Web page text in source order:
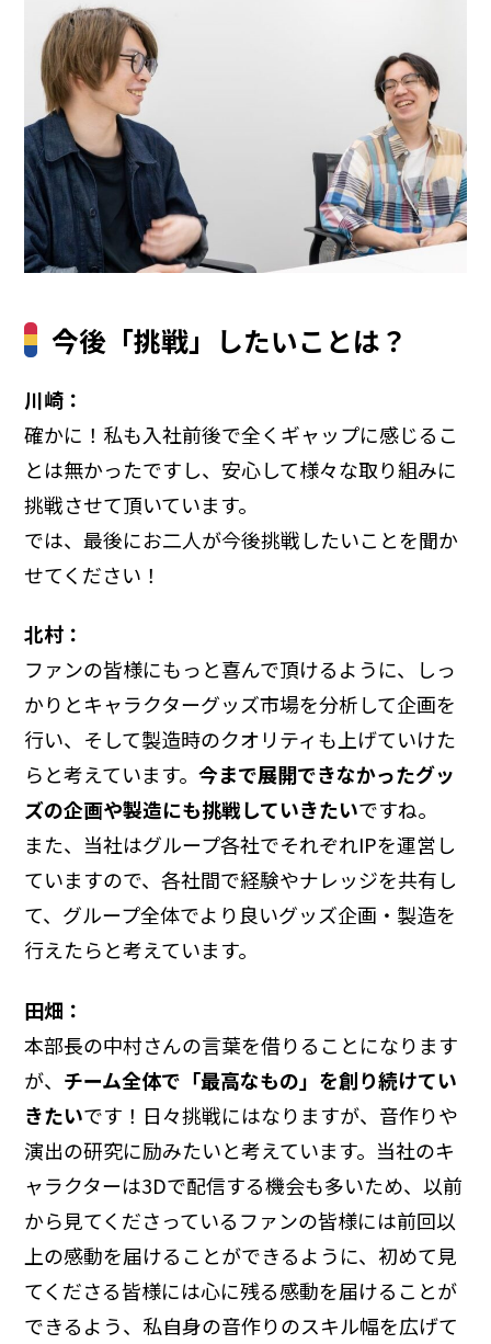
今後「挑戦」したいことは？
川崎：
確かに！私も入社前後で全くギャップに感じるこ
とは無かったですし、安心して様々な取り組みに
挑戦させて頂いています。
では、最後にお二人が今後挑戦したいことを聞か
せてください！
北村：
ファンの皆様にもっと喜んで頂けるように、しっ
かりとキャラクターグッズ市場を分析して企画を
行い、そして製造時のクオリティも上げていけた
らと考えています。今まで展開できなかったグッ
ズの企画や製造にも挑戦していきたいですね。
また、当社はグループ各社でそれぞれIPを運営し
ていますので、各社間で経験やナレッジを共有し
て、グループ全体でより良いグッズ企画・製造を
行えたらと考えています。
田畑：
本部長の中村さんの言葉を借りることになります
が、 チーム全体で「最高なもの」を創り続けてい
きたいです！日々挑戦にはなりますが、音作りや
演出の研究に励みたいと考えています。当社のキ
ャラクターは3Dで配信する機会も多いため、以前
から見てくださっているファンの皆様には前回以
上の感動を届けることができるように、初めて見
てくださる皆様には心に残る感動を届けることが
できるよう、私自身の音作りのスキル幅を広げて